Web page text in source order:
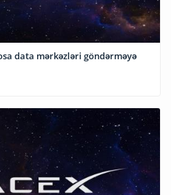
data mərkəzləri göndərməyə